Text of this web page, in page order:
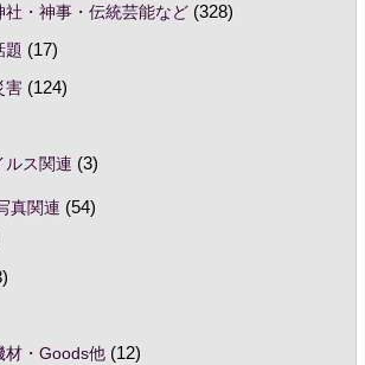
社・神事・伝統芸能など(328)
題 (17)
害(124)
ルス関連 (3)
真関連 (54)
材・Goods他(12)